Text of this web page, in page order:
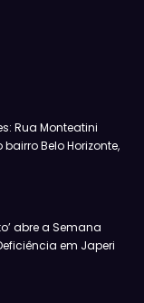
Rua Monteatini
Belo Horizonte,
abre a Semana
em Japeri